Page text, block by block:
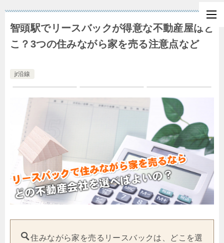
智頭駅でリースバックが得意な不動産屋はど
こ？3つの住みながら家を売る注意点など
jr沿線
住みながら家を売るリースバックは、どこを選